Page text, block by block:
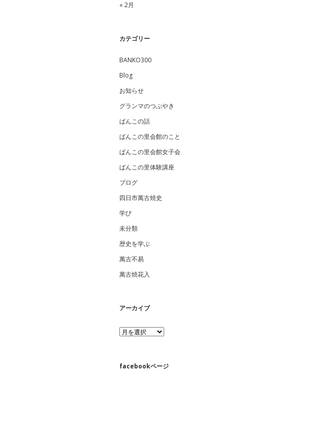
« 2月
カテゴリー
BANKO300
Blog
お知らせ
グランマのつぶやき
ばんこの話
ばんこの里会館のこと
ばんこの里会館女子会
ばんこの里体験講座
ブログ
四日市萬古焼史
学び
未分類
歴史を学ぶ
萬古不易
萬古焼花入
アーカイブ
ア
ー
ブ
facebookページ